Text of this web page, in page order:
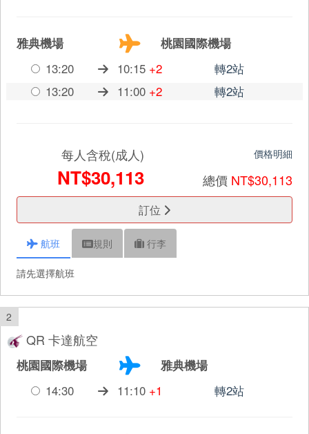
雅典機場
桃園國際機場
13:20
10:15 +2
轉2站
13:20
11:00 +2 轉2站
每人含稅(成人)
NT$30,113
價格明細
總價 NT$30,113
訂位
航班 規則 行李
請先選擇航班
2
QR 卡達航空
桃園國際機場
雅典機場
14:30
11:10 +1 轉2站